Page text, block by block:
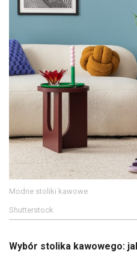
Modne stoliki kawowe
Shutterstock
Wybór stolika kawowego: